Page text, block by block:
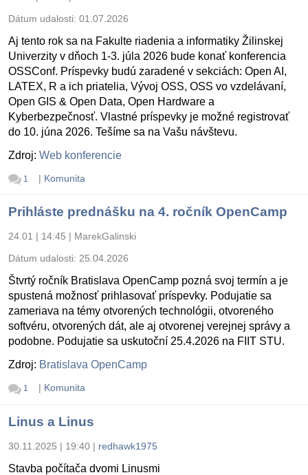
Dátum udalosti: 01.07.2026
Aj tento rok sa na Fakulte riadenia a informatiky Žilinskej
Univerzity v dňoch 1-3. júla 2026 bude konať konferencia
OSSConf. Príspevky budú zaradené v sekciách: Open AI,
LATEX, R a ich priatelia, Vývoj OSS, OSS vo vzdelávaní,
Open GIS & Open Data, Open Hardware a
Kyberbezpečnosť. Vlastné príspevky je možné registrovať
do 10. júna 2026. Tešíme sa na Vašu návštevu.
Zdroj: Web konferencie
1 | Komunita
Prihláste prednášku na 4. ročník OpenCamp
24.01 | 14:45 | MarekGalinski
Dátum udalosti: 25.04.2026
Štvrtý ročník Bratislava OpenCamp pozná svoj termín a je
spustená možnosť prihlasovať príspevky. Podujatie sa
zameriava na témy otvorených technológii, otvoreného
softvéru, otvorených dát, ale aj otvorenej verejnej správy a
podobne. Podujatie sa uskutoční 25.4.2026 na FIIT STU.
Zdroj: Bratislava OpenCamp
1 | Komunita
Linus a Linus
30.11.2025 | 19:40 | redhawk1975
Stavba počítača dvomi Linusmi